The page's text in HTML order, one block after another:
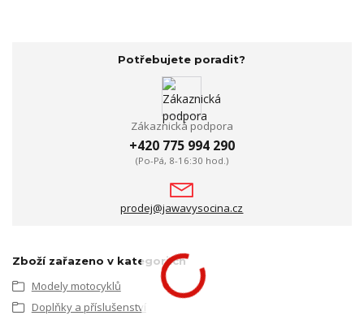
Potřebujete poradit?
Zákaznická podpora
+420 775 994 290
(Po-Pá, 8-16:30 hod.)
prodej@jawavysocina.cz
Zboží zařazeno v kategoriích
Modely motocyklů
Doplňky a příslušenství